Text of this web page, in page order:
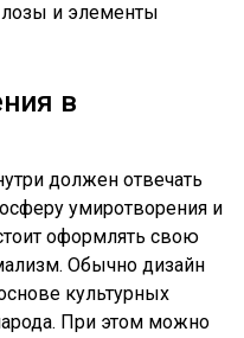
лозы и элементы
в
должен отвечать
умиротворения и
оформлять свою
Обычно дизайн
культурных
При этом можно